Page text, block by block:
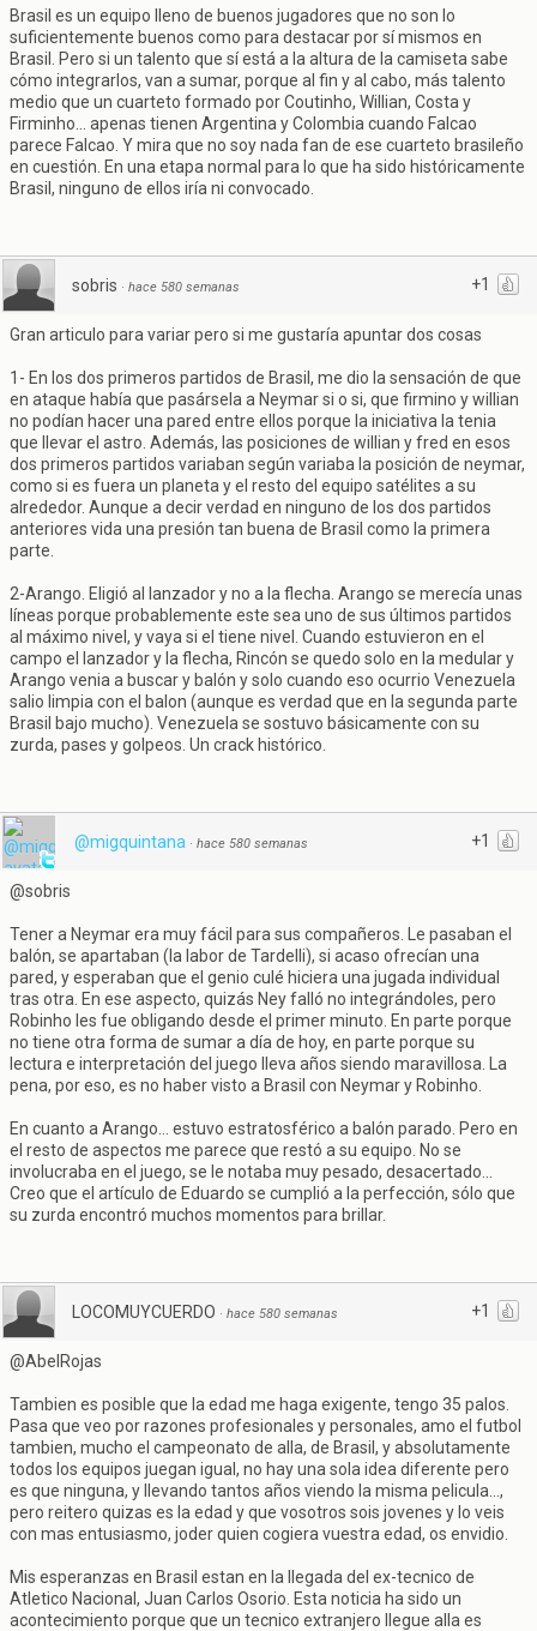
Brasil es un equipo lleno de buenos jugadores que no son lo
suficientemente buenos como para destacar por sí mismos en
Brasil. Pero si un talento que sí está a la altura de la camiseta sabe
cómo integrarlos, van a sumar, porque al fin y al cabo, más talento
medio que un cuarteto formado por Coutinho, Willian, Costa y
Firminho... apenas tienen Argentina y Colombia cuando Falcao
parece Falcao. Y mira que no soy nada fan de ese cuarteto brasileño
en cuestión. En una etapa normal para lo que ha sido históricamente
Brasil, ninguno de ellos iría ni convocado.
+1
sobris · hace 580 semanas
Gran articulo para variar pero si me gustaría apuntar dos cosas
1- En los dos primeros partidos de Brasil, me dio la sensación de que
en ataque había que pasársela a Neymar si o si, que firmino y willian
no podían hacer una pared entre ellos porque la iniciativa la tenia
que llevar el astro. Además, las posiciones de willian y fred en esos
dos primeros partidos variaban según variaba la posición de neymar,
como si es fuera un planeta y el resto del equipo satélites a su
alrededor. Aunque a decir verdad en ninguno de los dos partidos
anteriores vida una presión tan buena de Brasil como la primera
parte.
2-Arango. Eligió al lanzador y no a la flecha. Arango se merecía unas
líneas porque probablemente este sea uno de sus últimos partidos
al máximo nivel, y vaya si el tiene nivel. Cuando estuvieron en el
campo el lanzador y la flecha, Rincón se quedo solo en la medular y
Arango venia a buscar y balón y solo cuando eso ocurrio Venezuela
salio limpia con el balon (aunque es verdad que en la segunda parte
Brasil bajo mucho). Venezuela se sostuvo básicamente con su
zurda, pases y golpeos. Un crack histórico.
+1
@migquintana · hace 580 semanas
@sobris
Tener a Neymar era muy fácil para sus compañeros. Le pasaban el
balón, se apartaban (la labor de Tardelli), si acaso ofrecían una
pared, y esperaban que el genio culé hiciera una jugada individual
tras otra. En ese aspecto, quizás Ney falló no integrándoles, pero
Robinho les fue obligando desde el primer minuto. En parte porque
no tiene otra forma de sumar a día de hoy, en parte porque su
lectura e interpretación del juego lleva años siendo maravillosa. La
pena, por eso, es no haber visto a Brasil con Neymar y Robinho.
En cuanto a Arango... estuvo estratosférico a balón parado. Pero en
el resto de aspectos me parece que restó a su equipo. No se
involucraba en el juego, se le notaba muy pesado, desacertado...
Creo que el artículo de Eduardo se cumplió a la perfección, sólo que
su zurda encontró muchos momentos para brillar.
+1
LOCOMUYCUERDO · hace 580 semanas
@AbelRojas
Tambien es posible que la edad me haga exigente, tengo 35 palos.
Pasa que veo por razones profesionales y personales, amo el futbol
tambien, mucho el campeonato de alla, de Brasil, y absolutamente
todos los equipos juegan igual, no hay una sola idea diferente pero
es que ninguna, y llevando tantos años viendo la misma pelicula...,
pero reitero quizas es la edad y que vosotros sois jovenes y lo veis
con mas entusiasmo, joder quien cogiera vuestra edad, os envidio.
Mis esperanzas en Brasil estan en la llegada del ex-tecnico de
Atletico Nacional, Juan Carlos Osorio. Esta noticia ha sido un
acontecimiento porque que un tecnico extranjero llegue alla es